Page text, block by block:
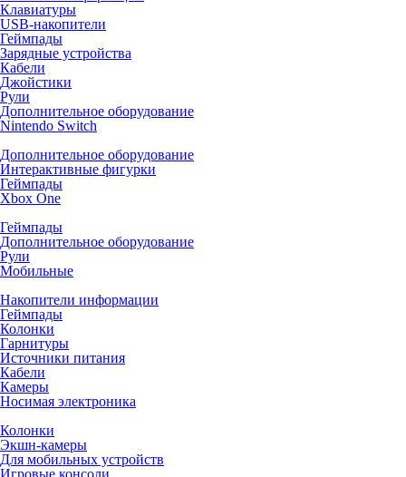
Клавиатуры
USB-накопители
Геймпады
Зарядные устройства
Кабели
Джойстики
Рули
Дополнительное оборудование
Nintendo Switch
Дополнительное оборудование
Интерактивные фигурки
Геймпады
Xbox One
Геймпады
Дополнительное оборудование
Рули
Мобильные
Накопители информации
Геймпады
Колонки
Гарнитуры
Источники питания
Кабели
Камеры
Носимая электроника
Колонки
Экшн-камеры
Для мобильных устройств
Игровые консоли